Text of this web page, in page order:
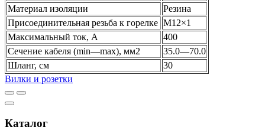
Материал изоляции
Резина
Присоединительная резьба к горелке M12×1
Максимальный ток, А
400
Сечение кабеля (min—max), мм2
35.0—70.0
Шланг, см
30
Вилки и розетки
Каталог